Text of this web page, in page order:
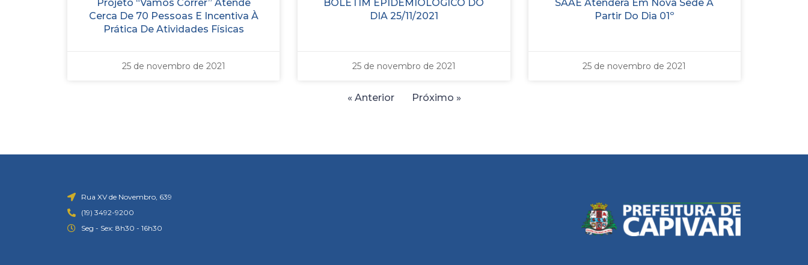
Projeto “Vamos Correr” Atende
Cerca De 70 Pessoas E Incentiva À
Prática De Atividades Físicas
25 de novembro de 2021
BOLETIM EPIDEMIOLÓGICO DO
DIA 25/11/2021
25 de novembro de 2021
SAAE Atenderá Em Nova Sede A
Partir Do Dia 01º
25 de novembro de 2021
« Anterior Próximo »
Rua XV de Novembro, 639
(19) 3492-9200
Seg - Sex: 8h30 - 16h30